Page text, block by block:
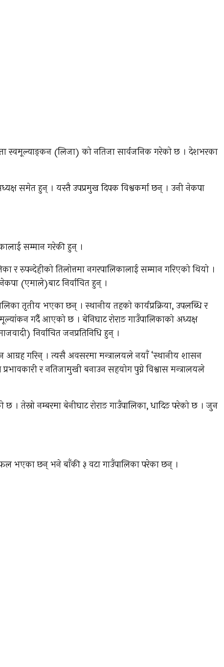
स्वमूल्याङ्कन (लिजा) को नतिजा सार्वजनिक गरेको छ । देशभरका
समेत हुन् । यस्तै उपप्रमुख दिपक विश्वकर्मा छन् । उनी नेकपा
सम्मान गरेकी हुन् ।
र रुपन्देहीको तिलोत्तमा नगरपालिकालाई सम्मान गरिएको थियो ।
(एमाले)बाट निर्वाचित हुन् ।
तृतीय भएका छन् । स्थानीय तहको कार्यप्रक्रिया, उपलब्धि र
गर्दै आएको छ । बेनिघाट रोराङ गाउँपालिकाको अध्यक्ष
निर्वाचित जनप्रतिनिधि हुन् ।
आग्रह गरिन् । त्यसै अवसरमा मन्त्रालयले नयाँ ‘स्थानीय शासन
र नतिजामुखी बनाउन सहयोग पुग्ने विश्वास मन्त्रालयले
तेस्रो नम्बरमा बेनीघाट रोराङ गाउँपालिका, धादिङ परेको छ । जुन
भएका छन् भने बाँकी ३ वटा गाउँपालिका परेका छन् ।